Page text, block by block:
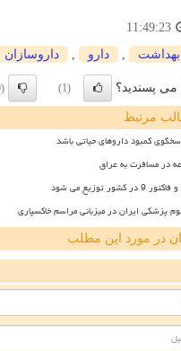
11:49:23
بهداشت دارو داروسازان
پسندید؟ (1)
(0)
مرتبط
کمبود داروهای حیاتی باشد
در مسافرت به عراق
پزشکی ایران در میزبانی مراسم خاکسپاری
در مورد این مطلب